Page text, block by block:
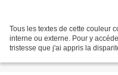
Tous les textes de cette couleur
interne ou externe. Pour y
tristesse que j'ai appris la